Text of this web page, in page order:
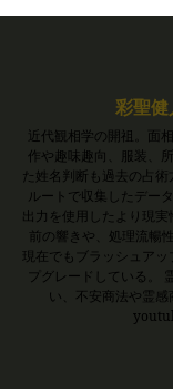
彩聖健
近代観相学の開祖。面
作や趣味趣向、服装、
た姓名判断も過去の占
ルートで収集したデー
出力を使用したより現
前の響きや、処理流暢
現在でもブラッシュア
プグレードしている。
い、不安商法や霊